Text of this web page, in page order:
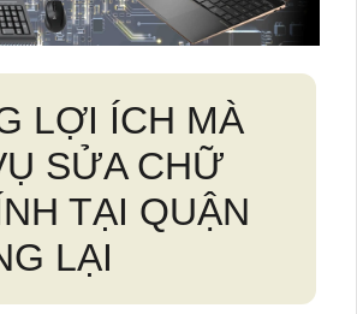
LỢI ÍCH MÀ
SỬA CHỮ
TẠI QUẬN
LẠI